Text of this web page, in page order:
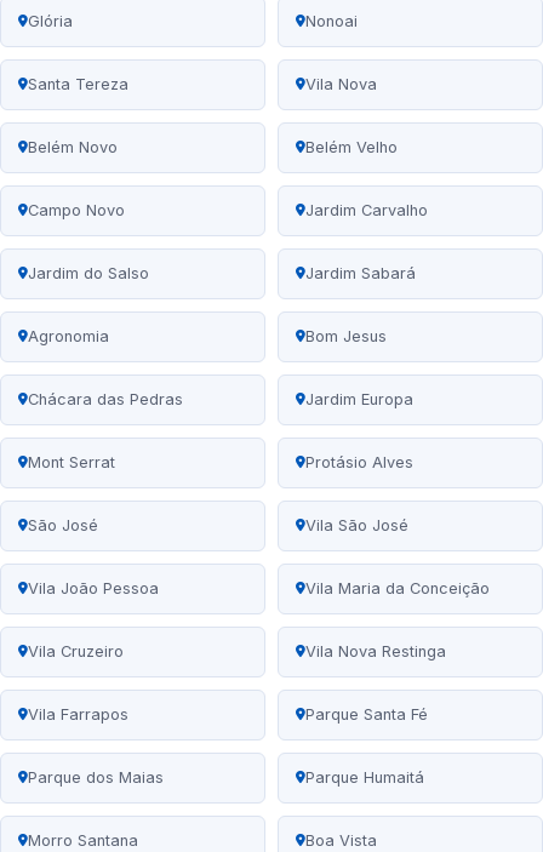
Glória Nonoai
Santa Tereza Vila Nova
Belém Novo Belém Velho
Campo Novo Jardim Carvalho
Jardim do Salso Jardim Sabará
Agronomia Bom Jesus
Chácara das Pedras Jardim Europa
Mont Serrat Protásio Alves
São José Vila São José
Vila João Pessoa Vila Maria da Conceição
Vila Cruzeiro Vila Nova Restinga
Vila Farrapos Parque Santa Fé
Parque dos Maias Parque Humaitá
Morro Santana Boa Vista